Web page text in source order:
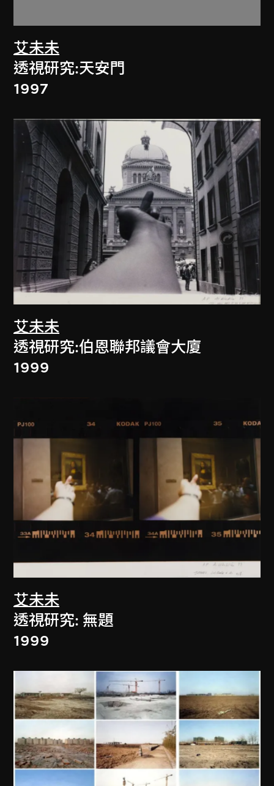
艾未未
透視研究:天安門
1997
艾未未
透視研究:伯恩聯邦議會大廈
1999
艾未未
透視研究: 無題
1999